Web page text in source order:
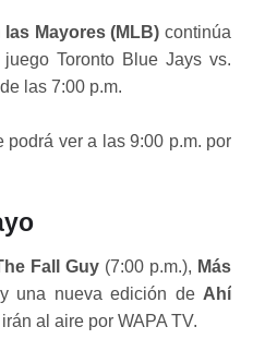
Mayores (MLB) continúa
Toronto Blue Jays vs.
las 7:00 p.m.
podrá ver a las 9:00 p.m. por
Fall Guy (7:00 p.m.), Más
una nueva edición de Ahí
al aire por WAPA TV.